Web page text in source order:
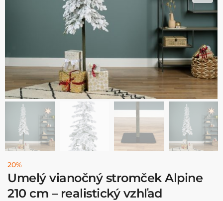
20%
Umelý vianočný stromček Alpine
210 cm – realistický vzhľad